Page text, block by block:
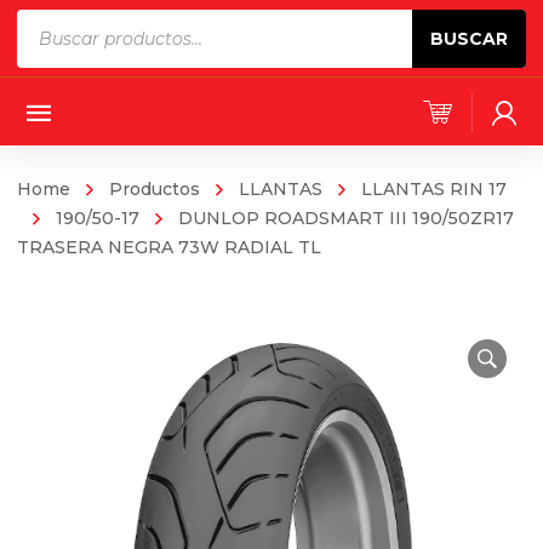
BUSCAR
Home Productos LLANTAS
LLANTAS RIN 17
190/50-17
DUNLOP ROADSMART III 190/50ZR17
TRASERA NEGRA 73W RADIAL TL